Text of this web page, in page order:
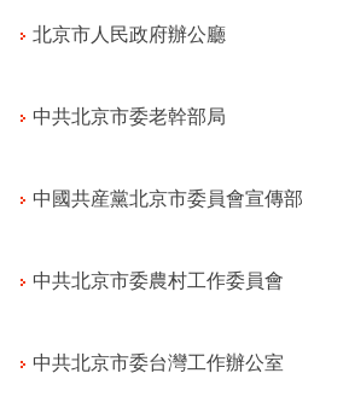
北京市人民政府辦公廳
中共北京市委老幹部局
中國共産黨北京市委員會宣傳部
中共北京市委農村工作委員會
中共北京市委台灣工作辦公室